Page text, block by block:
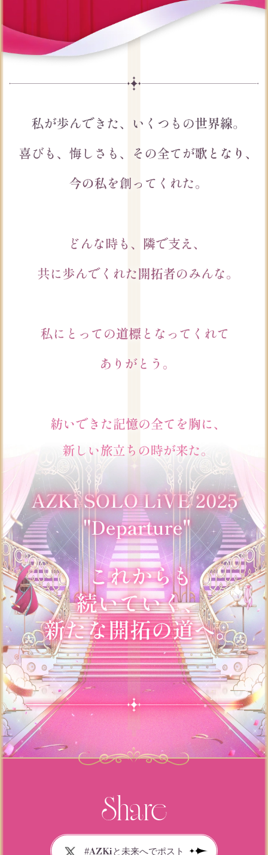
#AZKiと未来へでポスト